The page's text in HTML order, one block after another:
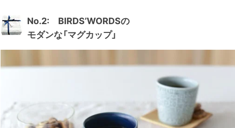
No.2: BIRDS’WORDSの
モダンな「マグカップ」